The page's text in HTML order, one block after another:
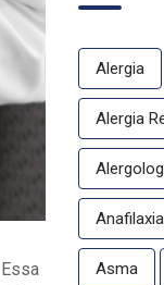
Alergia
Alergia
Anafilaxia
Asma